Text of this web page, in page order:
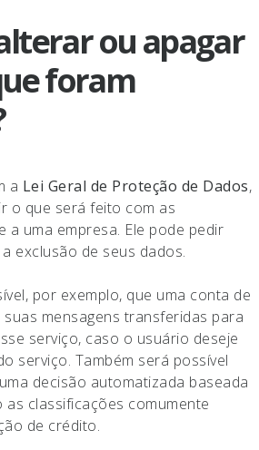
ou apagar
foram
a Lei Geral de Proteção de Dados,
o que será feito com as
a uma empresa. Ele pode pedir
exclusão de seus dados.
por exemplo, que uma conta de
mensagens transferidas para
serviço, caso o usuário deseje
serviço. Também será possível
decisão automatizada baseada
as classificações comumente
de crédito.